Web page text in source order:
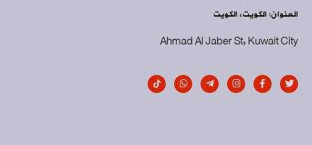
العنوان: الكويت، الكويت
Ahmad Al Jaber St, Kuwait City